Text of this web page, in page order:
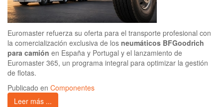
Euromaster refuerza su oferta para el transporte profesional con
la comercialización exclusiva de los neumáticos BFGoodrich
para camión en España y Portugal y el lanzamiento de
Euromaster 365, un programa integral para optimizar la gestión
de flotas.
Publicado en Componentes
Leer más ...